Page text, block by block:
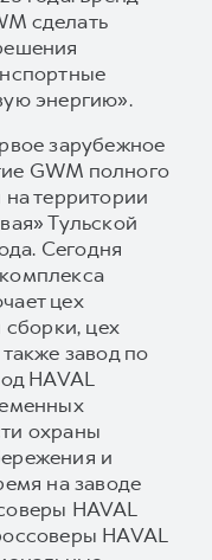
сделать
энергию».
зарубежное
GWM полного
территории
Тульской
Сегодня
цех
цех
завод по
HAVAL
охраны
и
на заводе
HAVAL
HAVAL